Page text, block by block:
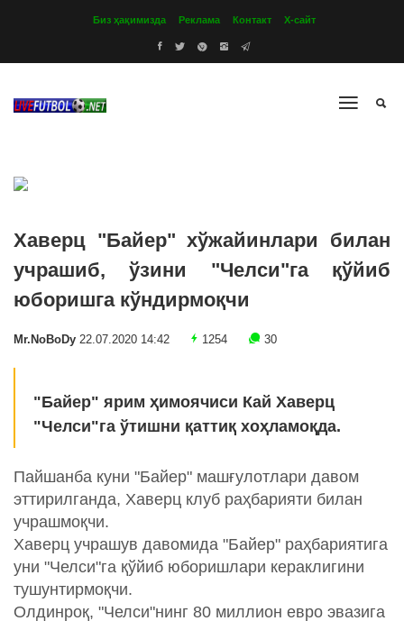
Биз ҳақимизда Реклама Контакт Х-сайт
Хаверц "Байер" хўжайинлари билан
учрашиб, ўзини "Челси"га қўйиб
юборишга кўндирмоқчи
Mr.NoBoDy 22.07.2020 14:42 1254 30
"Байер" ярим ҳимоячиси Кай Хаверц
"Челси"га ўтишни қаттиқ хоҳламоқда.
Пайшанба куни "Байер" машғулотлари давом
эттирилганда, Хаверц клуб раҳбарияти билан
учрашмоқчи.
Хаверц учрашув давомида "Байер" раҳбариятига
уни "Челси"га қўйиб юборишлари кераклигини
тушунтирмоқчи.
Олдинроқ, "Челси"нинг 80 миллион евро эвазига